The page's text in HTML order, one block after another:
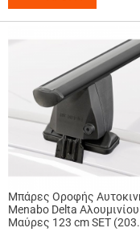
Μπάρες Οροφής
Menabo Delta Αλουμινίου
Μαύρες 123 cm SET